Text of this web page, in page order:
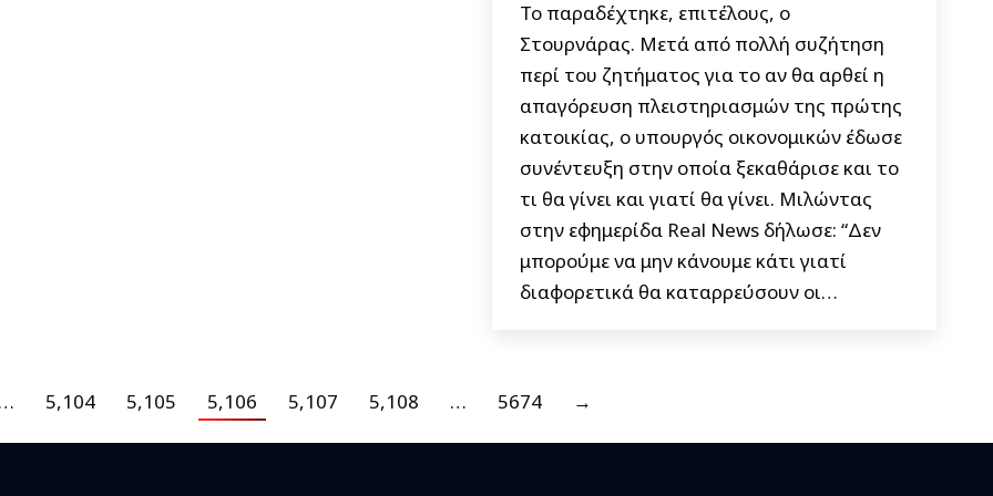
Το παραδέχτηκε, επιτέλους, ο
Στουρνάρας. Μετά από πολλή συζήτηση
περί του ζητήματος για το αν θα αρθεί η
απαγόρευση πλειστηριασμών της πρώτης
κατοικίας, ο υπουργός οικονομικών έδωσε
συνέντευξη στην οποία ξεκαθάρισε και το
τι θα γίνει και γιατί θα γίνει. Μιλώντας
στην εφημερίδα Real News δήλωσε: “Δεν
μπορούμε να μην κάνουμε κάτι γιατί
διαφορετικά θα καταρρεύσουν οι…
5,104 5,105 5,106 5,107 5,108 … 5674 →